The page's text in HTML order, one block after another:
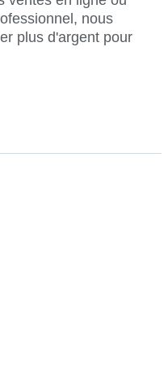
nous
plus d'argent pour